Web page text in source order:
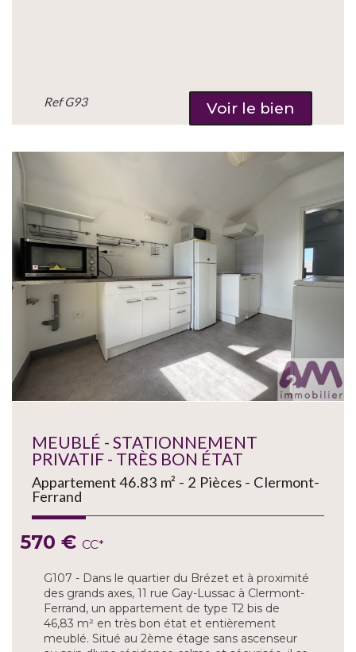
RefG93 Voir le bien
MEUBLÉ - STATIONNEMENT
PRIVATIF - TRÈS BON ÉTAT
Appartement 46.83 m² - 2 Pièces - Clermont-
Ferrand
570 € CC*
G107 - Dans le quartier du Brézet et à proximité
des grands axes, 11 rue Gay-Lussac à Clermont-
Ferrand, un appartement de type T2 bis de
46,83 m² en très bon état et entièrement
meublé. Situé au 2ème étage sans ascenseur